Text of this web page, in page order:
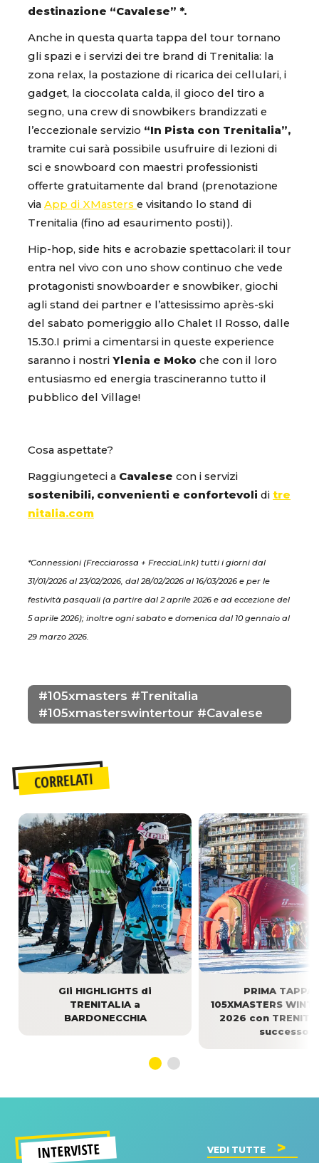
destinazione “Cavalese” *.
Anche in questa quarta tappa del tour tornano
gli spazi e i servizi dei tre brand di Trenitalia: la
zona relax, la postazione di ricarica dei cellulari, i
gadget, la cioccolata calda, il gioco del tiro a
segno, una crew di snowbikers brandizzati e
l’eccezionale servizio “In Pista con Trenitalia”,
tramite cui sarà possibile usufruire di lezioni di
sci e snowboard con maestri professionisti
offerte gratuitamente dal brand (prenotazione
via App di XMasters e visitando lo stand di
Trenitalia (fino ad esaurimento posti)).
Hip-hop, side hits e acrobazie spettacolari: il tour
entra nel vivo con uno show continuo che vede
protagonisti snowboarder e snowbiker, giochi
agli stand dei partner e l’attesissimo après-ski
del sabato pomeriggio allo Chalet Il Rosso, dalle
15.30.I primi a cimentarsi in queste experience
saranno i nostri Ylenia e Moko che con il loro
entusiasmo ed energia trascineranno tutto il
pubblico del Village!
Cosa aspettate?
Raggiungeteci a Cavalese con i servizi
sostenibili, convenienti e confortevoli di tre
nitalia.com
*Connessioni (Frecciarossa + FrecciaLink) tutti i giorni dal
31/01/2026 al 23/02/2026, dal 28/02/2026 al 16/03/2026 e per le
festività pasquali (a partire dal 2 aprile 2026 e ad eccezione del
5 aprile 2026); inoltre ogni sabato e domenica dal 10 gennaio al
29 marzo 2026.
#105xmasters #trenitalia
#105xmasterswintertour #cavalese
CORRELATI
Gli HIGHLIGHTS di
TRENITALIA a
BARDONECCHIA
PRIMA TAPPA
105XMASTERS
2026 con
successo!
INTERVISTE VEDI TUTTE